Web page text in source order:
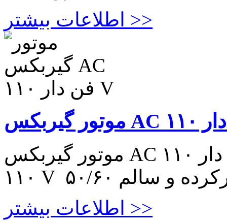
اطلاعات بیشتر >>
موتور گیربکس AC فن دار ۱۱۰ V موتور گیربکس AC فن دار
اطلاعات بیشتر >>